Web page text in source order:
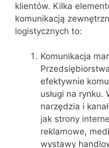
klientów. Kilka
komunikacją
logistycznych to:
Komunikacja
efektywnie
usługi na rynku.
narzędzia i
jak strony
reklamowe,
wystawy